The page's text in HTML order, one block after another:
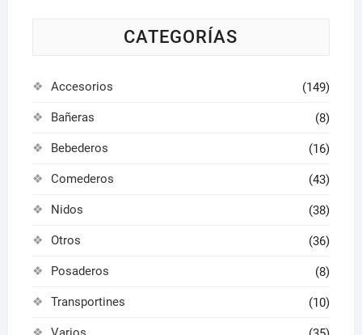
CATEGORÍAS
Accesorios (149)
Bañeras (8)
Bebederos (16)
Comederos (43)
Nidos (38)
Otros (36)
Posaderos (8)
Transportines (10)